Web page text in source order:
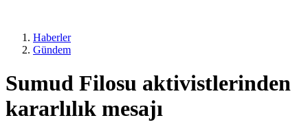
Haberler
Gündem
Sumud Filosu aktivistlerinden
kararlılık mesajı